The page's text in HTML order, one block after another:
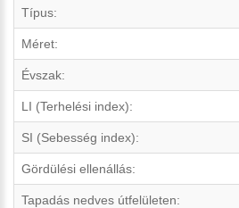
Típus:
Méret:
Évszak:
LI (Terhelési index):
SI (Sebesség index):
Gördülési ellenállás:
Tapadás nedves útfelületen: